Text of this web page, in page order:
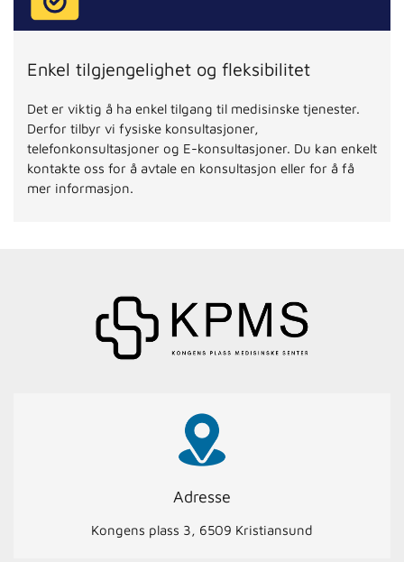
Enkel tilgjengelighet og fleksibilitet
Det er viktig å ha enkel tilgang til medisinske tjenester.
Derfor tilbyr vi fysiske konsultasjoner,
telefonkonsultasjoner og E-konsultasjoner. Du kan enkelt
kontakte oss for å avtale en konsultasjon eller for å få
mer informasjon.
Adresse
Kongens plass 3, 6509 Kristiansund